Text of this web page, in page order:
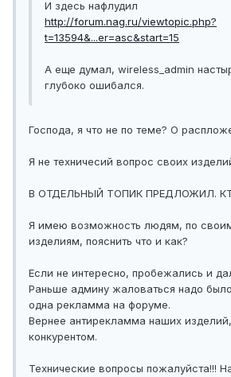
И здесь нафлудил
http://forum.nag.ru/viewtopic.php?
t=13594&...er=asc&start=15
А еще думал, wireless_admin
глубоко ошибался.
Господа, я что не по теме? О
Я не техничесий вопрос своих
В ОТДЕЛЬНЫЙ ТОПИК ПРЕДЛОЖИЛ.
Я имею возможность людям, по
изделиям, пояснить что и как?
Если не интересно, пробежались и
Раньше админу жаловаться надо
одна рекламма на форуме.
Вернее антирекламма наших
конкурентом.
Технические вопросы пожалуйста!!!